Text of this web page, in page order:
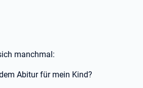
manchmal:
Abitur für mein Kind?